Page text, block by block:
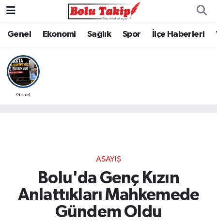
Genel Ekonomi Sağlık Spor İlçe Haberleri
Genel
ASAYIŞ
Bolu'da Genç Kızın
Anlattıkları Mahkemede
Gündem Oldu